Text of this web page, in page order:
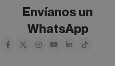
Envíanos un
WhatsApp